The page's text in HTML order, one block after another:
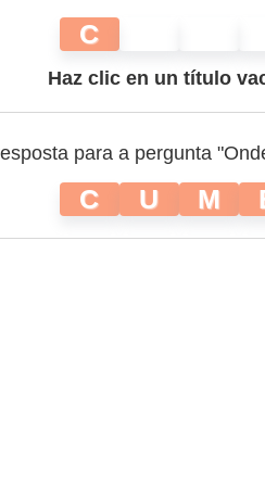
C
Haz clic en un título
para a pergunta
C U M